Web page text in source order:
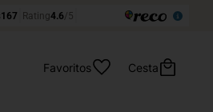
Favoritos Cesta